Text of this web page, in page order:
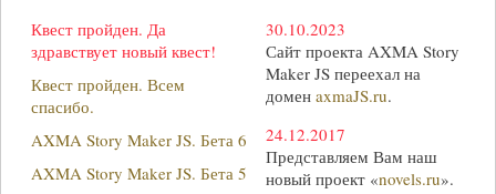
Квест пройден. Да
здравствует новый квест!
Квест пройден. Всем
спасибо.
AXMA Story Maker JS. Бета 6
AXMA Story Maker JS. Бета 5
30.10.2023
Сайт проекта AXMA Story
Maker JS переехал на
домен axmaJS.ru.
24.12.2017
Представляем Вам наш
новый проект «novels.ru».